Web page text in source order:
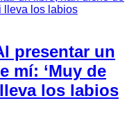
presentar un
mí: ‘Muy de
los labios